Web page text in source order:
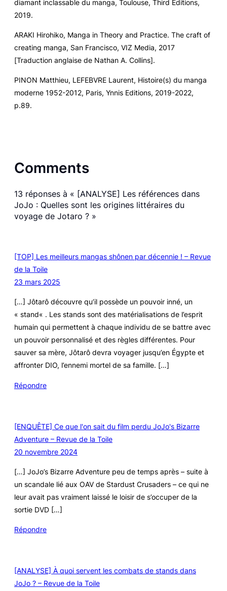
diamant inclassable du manga, Toulouse, Third Editions,
2019.
ARAKI Hirohiko, Manga in Theory and Practice. The craft of
creating manga, San Francisco, VIZ Media, 2017
[Traduction anglaise de Nathan A. Collins].
PINON Matthieu, LEFEBVRE Laurent, Histoire(s) du manga
moderne 1952-2012, Paris, Ynnis Editions, 2019-2022,
p.89.
Comments
13 réponses à « [ANALYSE] Les références dans
JoJo : Quelles sont les origines littéraires du
voyage de Jotaro ? »
[TOP] Les meilleurs mangas shônen par décennie ! – Revue
de la Toile
23 mars 2025
[…] Jôtarô découvre qu’il possède un pouvoir inné, un
« stand« . Les stands sont des matérialisations de l’esprit
humain qui permettent à chaque individu de se battre avec
un pouvoir personnalisé et des règles différentes. Pour
sauver sa mère, Jôtarô devra voyager jusqu’en Égypte et
affronter DIO, l’ennemi mortel de sa famille. […]
Répondre
[ENQUÊTE] Ce que l'on sait du film perdu JoJo's Bizarre
Adventure – Revue de la Toile
20 novembre 2024
[…] JoJo’s Bizarre Adventure peu de temps après – suite à
un scandale lié aux OAV de Stardust Crusaders – ce qui ne
leur avait pas vraiment laissé le loisir de s’occuper de la
sortie DVD […]
Répondre
[ANALYSE] À quoi servent les combats de stands dans
JoJo ? – Revue de la Toile